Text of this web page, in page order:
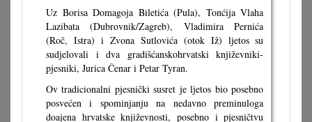
Uz Borisa Domagoja Biletića (Pula), Tonćija Vlaha
Lazibata (Dubrovnik/Zagreb), Vladimira Pernića
(Roč, Istra) i Zvona Sutlovića (otok Iž) ljetos su
sudjelovali i dva gradišćanskohrvatski književniki-
pjesniki, Jurica Čenar i Petar Tyran.
Ov tradicionalni pjesnički susret je ljetos bio posebno
posvećen i spominjanju na nedavno preminuloga
doajena hrvatske književnosti, posebno i pjesničtvu